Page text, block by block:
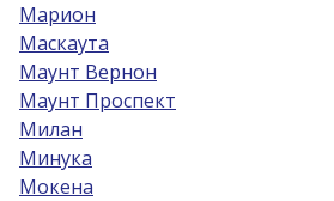
Марион
Маскаута
Маунт Вернон
Маунт Проспект
Милан
Минука
Мокена